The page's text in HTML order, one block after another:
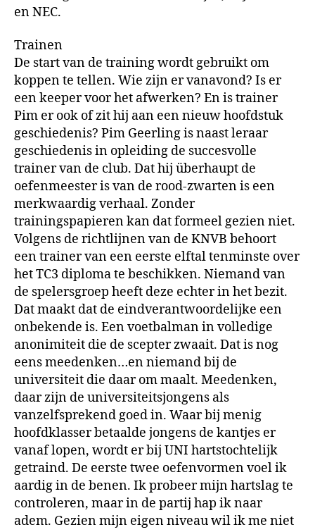
en NEC.
Trainen
De start van de training wordt gebruikt om
koppen te tellen. Wie zijn er vanavond? Is er
een keeper voor het afwerken? En is trainer
Pim er ook of zit hij aan een nieuw hoofdstuk
geschiedenis? Pim Geerling is naast leraar
geschiedenis in opleiding de succesvolle
trainer van de club. Dat hij überhaupt de
oefenmeester is van de rood-zwarten is een
merkwaardig verhaal. Zonder
trainingspapieren kan dat formeel gezien niet.
Volgens de richtlijnen van de KNVB behoort
een trainer van een eerste elftal tenminste over
het TC3 diploma te beschikken. Niemand van
de spelersgroep heeft deze echter in het bezit.
Dat maakt dat de eindverantwoordelijke een
onbekende is. Een voetbalman in volledige
anonimiteit die de scepter zwaait. Dat is nog
eens meedenken…en niemand bij de
universiteit die daar om maalt. Meedenken,
daar zijn de universiteitsjongens als
vanzelfsprekend goed in. Waar bij menig
hoofdklasser betaalde jongens de kantjes er
vanaf lopen, wordt er bij UNI hartstochtelijk
getraind. De eerste twee oefenvormen voel ik
aardig in de benen. Ik probeer mijn hartslag te
controleren, maar in de partij hap ik naar
adem. Gezien mijn eigen niveau wil ik me niet